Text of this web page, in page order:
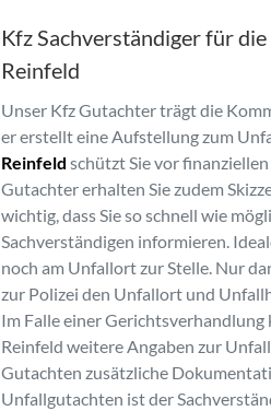
Kfz Sachverständiger für
Reinfeld
Unser Kfz Gutachter trägt die
er erstellt eine Aufstellung zum
Reinfeld schützt Sie vor
Gutachter erhalten Sie zudem
wichtig, dass Sie so schnell wie
Sachverständigen informieren.
noch am Unfallort zur Stelle. Nur
zur Polizei den Unfallort und
Im Falle einer Gerichtsverhandlung
Reinfeld weitere Angaben zur
Gutachten zusätzliche
Unfallgutachten ist der